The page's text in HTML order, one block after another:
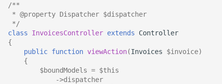
/**
* @property Dispatcher $dispatcher
*/
class
InvoicesController extends
Controller
{
public function viewAction(Invoices $invoice)
{
$boundModels = $this
->dispatcher